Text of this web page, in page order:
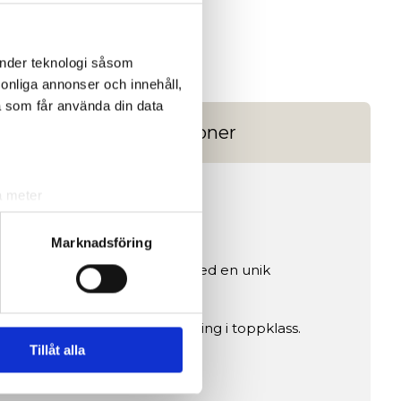
teknologi såsom
annonser och innehåll,
får använda din data
meter
. Du kan ändra
information från din enhet
kombinera informationen
tjänster.
Marknadsföring
Tillåt alla
Recensioner
Tandskyddet är utrustat med en unik
frekvent användning.
med själv-anpassning i toppklass.